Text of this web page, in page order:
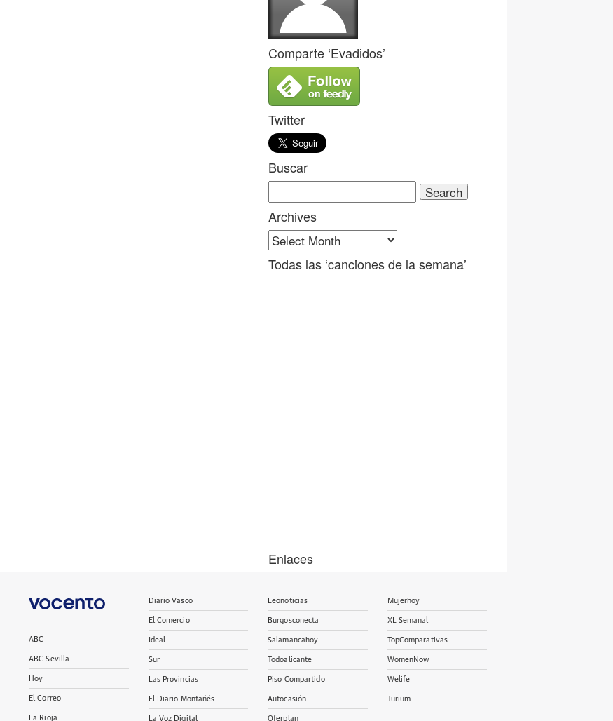
Comparte ‘Evadidos’
Twitter
Buscar
Search
for:
Archives
Archives
Todas las ‘canciones de la semana’
Enlaces
ABC
ABC Sevilla
Hoy
El Correo
La Rioja
Diario Vasco
El Comercio
Ideal
Sur
Las Provincias
El Diario Montañés
La Voz Digital
Leonoticias
Burgosconecta
Salamancahoy
Todoalicante
Piso Compartido
Autocasión
Oferplan
Mujerhoy
XL Semanal
TopComparativas
WomenNow
Welife
Turium